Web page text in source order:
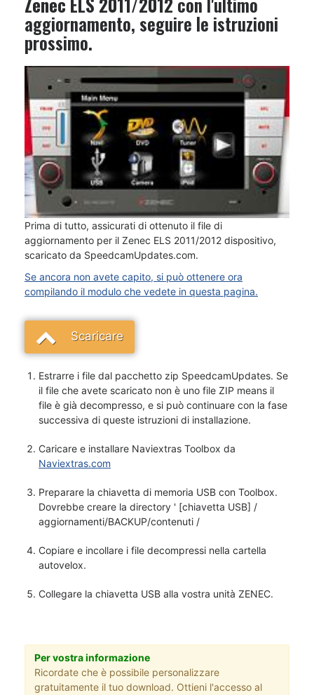
aggiornamento, seguire le istruzioni
prossimo.
Prima di tutto, assicurati di ottenuto il file di
aggiornamento per il Zenec ELS 2011/2012 dispositivo,
scaricato da SpeedcamUpdates.com.
Se ancora non avete capito, si può ottenere ora
compilando il modulo che vedete in questa pagina.
Scaricare
Estrarre i file dal pacchetto zip SpeedcamUpdates. Se
il file che avete scaricato non è uno file ZIP means il
file è già decompresso, e si può continuare con la fase
successiva di queste istruzioni di installazione.
Caricare e installare Naviextras Toolbox da
Naviextras.com
Preparare la chiavetta di memoria USB con Toolbox.
Dovrebbe creare la directory ' [chiavetta USB] /
aggiornamenti/BACKUP/contenuti /
Copiare e incollare i file decompressi nella cartella
autovelox.
Collegare la chiavetta USB alla vostra unità ZENEC.
Per vostra informazione
Ricordate che è possibile personalizzare
gratuitamente il tuo download. Ottieni l'accesso al